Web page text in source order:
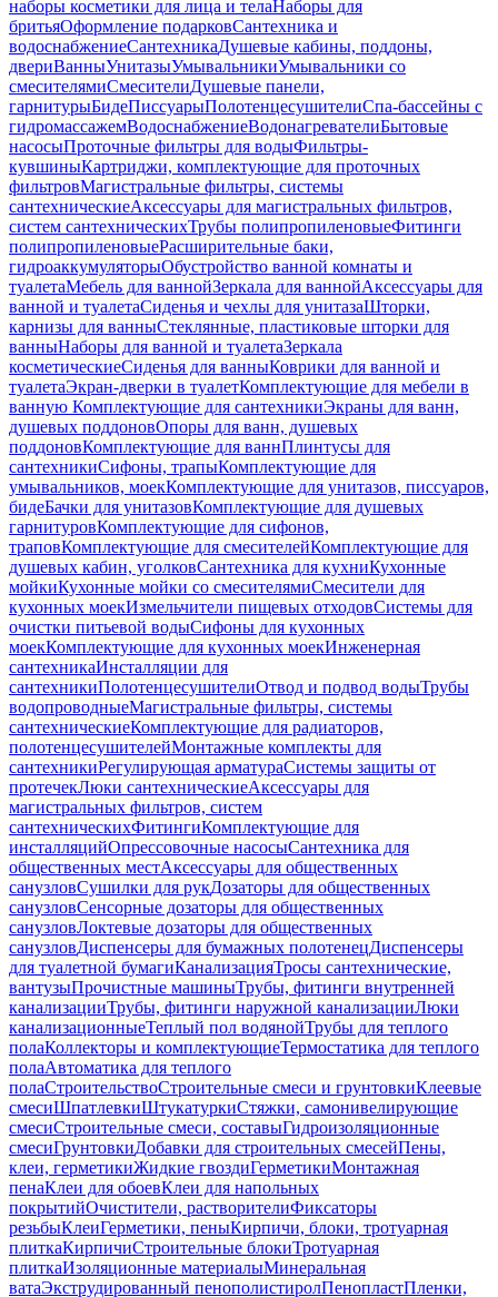
наборы косметики для лица и телаНаборы для
бритьяОформление подарковСантехника и
водоснабжениеСантехникаДушевые кабины, поддоны,
двериВанныУнитазыУмывальникиУмывальники со
смесителямиСмесителиДушевые панели,
гарнитурыБидеПиссуарыПолотенцесушителиСпа-бассейны с
гидромассажемВодоснабжениеВодонагревателиБытовые
насосыПроточные фильтры для водыФильтры-
кувшиныКартриджи, комплектующие для проточных
фильтровМагистральные фильтры, системы
сантехническиеАксессуары для магистральных фильтров,
систем сантехническихТрубы полипропиленовыеФитинги
полипропиленовыеРасширительные баки,
гидроаккумуляторыОбустройство ванной комнаты и
туалетаМебель для ваннойЗеркала для ваннойАксессуары для
ванной и туалетаСиденья и чехлы для унитазаШторки,
карнизы для ванныСтеклянные, пластиковые шторки для
ванныНаборы для ванной и туалетаЗеркала
косметическиеСиденья для ванныКоврики для ванной и
туалетаЭкран-дверки в туалетКомплектующие для мебели в
ванную Комплектующие для сантехникиЭкраны для ванн,
душевых поддоновОпоры для ванн, душевых
поддоновКомплектующие для ваннПлинтусы для
сантехникиСифоны, трапыКомплектующие для
умывальников, моекКомплектующие для унитазов, писсуаров,
бидеБачки для унитазовКомплектующие для душевых
гарнитуровКомплектующие для сифонов,
траповКомплектующие для смесителейКомплектующие для
душевых кабин, уголковСантехника для кухниКухонные
мойкиКухонные мойки со смесителямиСмесители для
кухонных моекИзмельчители пищевых отходовСистемы для
очистки питьевой водыСифоны для кухонных
моекКомплектующие для кухонных моекИнженерная
сантехникаИнсталляции для
сантехникиПолотенцесушителиОтвод и подвод водыТрубы
водопроводныеМагистральные фильтры, системы
сантехническиеКомплектующие для радиаторов,
полотенцесушителейМонтажные комплекты для
сантехникиРегулирующая арматураСистемы защиты от
протечекЛюки сантехническиеАксессуары для
магистральных фильтров, систем
сантехническихФитингиКомплектующие для
инсталляцийОпрессовочные насосыСантехника для
общественных местАксессуары для общественных
санузловСушилки для рукДозаторы для общественных
санузловСенсорные дозаторы для общественных
санузловЛоктевые дозаторы для общественных
санузловДиспенсеры для бумажных полотенецДиспенсеры
для туалетной бумагиКанализацияТросы сантехнические,
вантузыПрочистные машиныТрубы, фитинги внутренней
канализацииТрубы, фитинги наружной канализацииЛюки
канализационныеТеплый пол водянойТрубы для теплого
полаКоллекторы и комплектующиеТермостатика для теплого
полаАвтоматика для теплого
полаСтроительствоСтроительные смеси и грунтовкиКлеевые
смесиШпатлевкиШтукатуркиСтяжки, самонивелирующие
смесиСтроительные смеси, составыГидроизоляционные
смесиГрунтовкиДобавки для строительных смесейПены,
клеи, герметикиЖидкие гвоздиГерметикиМонтажная
пенаКлеи для обоевКлеи для напольных
покрытийОчистители, растворителиФиксаторы
резьбыКлеиГерметики, пеныКирпичи, блоки, тротуарная
плиткаКирпичиСтроительные блокиТротуарная
плиткаИзоляционные материалыМинеральная
ватаЭкструдированный пенополистиролПенопластПленки,